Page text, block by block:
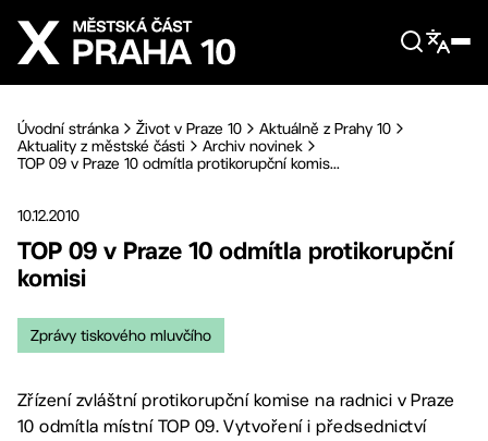
Přejít na hlavní obsah
Úvodní stránka Život v Praze 10
Aktuálně z Prahy 10
Aktuality z městské části
Archiv novinek
TOP 09 v Praze 10 odmítla protikorupční komis...
10.12.2010
TOP 09 v Praze 10 odmítla protikorupční
komisi
Zprávy tiskového mluvčího
Zřízení zvláštní protikorupční komise na radnici v Praze
10 odmítla místní TOP 09. Vytvoření i předsednictví